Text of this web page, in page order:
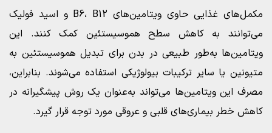
مکمل‌های غذایی حاوی ویتامین‌های B6، B12 و اسید فولیک
می‌توانند به کاهش سطح هموسیستئین کمک کنند. این
ویتامین‌ها به‌طور طبیعی در بدن برای تبدیل هموسیستئین به
متیونین یا سایر ترکیبات بیولوژیکی استفاده می‌شوند. بنابراین،
مصرف این ویتامین‌ها می‌تواند به‌عنوان یک روش پیشگیرانه در
کاهش خطر بیماری‌های قلبی و عروقی مورد توجه قرار گیرد.